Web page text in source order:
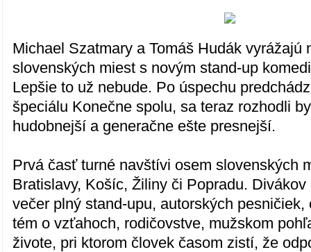
Michael Szatmary a Tomáš Hudák vyrážajú
slovenských miest s novým stand-up
Lepšie to už nebude. Po úspechu
špeciálu Konečne spolu, sa teraz rozhodli
hudobnejší a generačne ešte presnejší.
Prvá časť turné navštívi osem slovenských
Bratislavy, Košíc, Žiliny či Popradu.
večer plný stand-upu, autorských
tém o vzťahoch, rodičovstve, mužskom
živote, pri ktorom človek časom zistí, že